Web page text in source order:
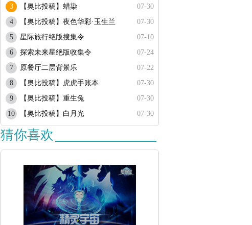
3
【奥比投稿】蜡染
07-30
4
【奥比投稿】夜色华彩·玉生兰
07-30
5
星际旅行绝版搜集令
07-10
6
探索未来星绝版收集令
07-24
7
原餐厅二层背景乐
07-22
8
【奥比投稿】虎虎手账本
07-30
9
【奥比投稿】重生兔
07-30
10
【奥比投稿】白月光 07-30
猜你喜欢